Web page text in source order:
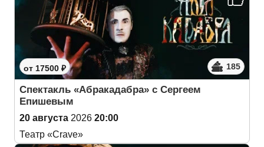
от 17500 ₽ 185
Спектакль «Абракадабра» с Сергеем
Епишевым
20 августа 2026 20:00
Театр «Crave»